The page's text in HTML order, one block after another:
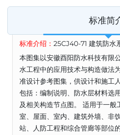
标准简
标准介绍： 25CJ40-71 建筑防水
本图集以安徽酉阳防水科技有限
水工程中的应用技术与构造做法
准设计参考图集，供设计和施工
包括：编制说明、防水层材料选
及相关构造节点图。 适用于一般
室、屋面、室内、建筑外墙、非
站、人防工程和综合管廊等部位